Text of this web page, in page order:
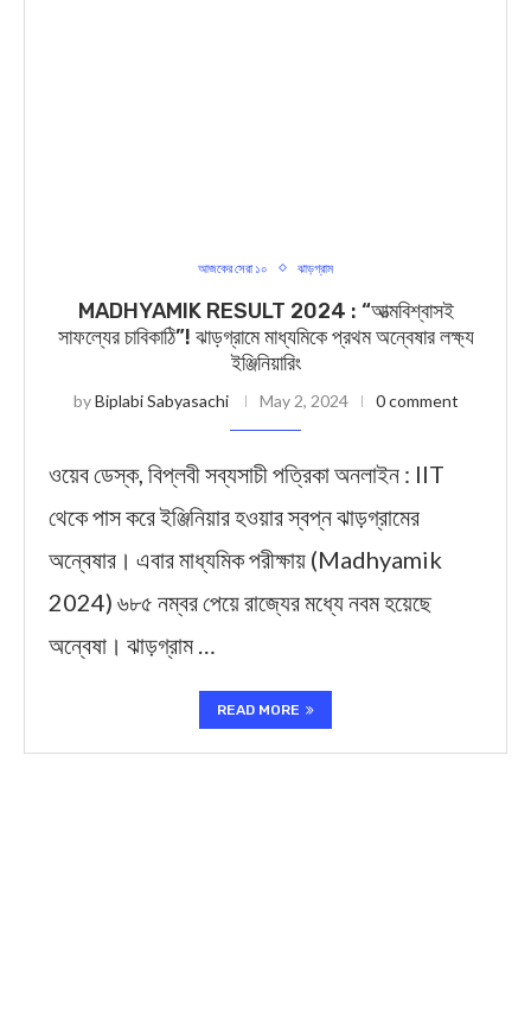
আজকের সেরা ১০ ঝাড়গ্রাম
MADHYAMIK RESULT 2024 : “আত্মবিশ্বাসই
সাফল্যের চাবিকাঠি”! ঝাড়গ্রামে মাধ্যমিকে প্রথম অন্বেষার লক্ষ্য
ইঞ্জিনিয়ারিং
byBiplabi Sabyasachi May 2, 2024 0 comment
ওয়েব ডেস্ক, বিপ্লবী সব্যসাচী পত্রিকা অনলাইন : IIT
থেকে পাস করে ইঞ্জিনিয়ার হওয়ার স্বপ্ন ঝাড়গ্রামের
অন্বেষার। এবার মাধ্যমিক পরীক্ষায় (Madhyamik
2024) ৬৮৫ নম্বর পেয়ে রাজ্যের মধ্যে নবম হয়েছে
অন্বেষা। ঝাড়গ্রাম …
READ MORE